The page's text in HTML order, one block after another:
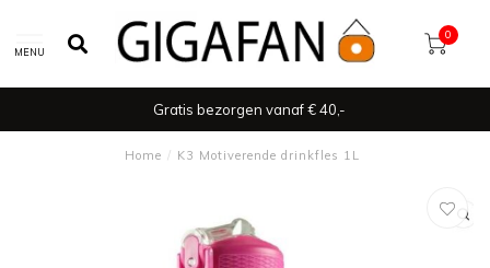
MENU
0
Gratis bezorgen vanaf € 40,-
Home / K3 Motiverende drinkfles 1L